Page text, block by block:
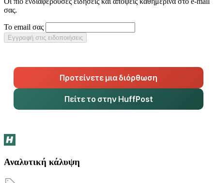
σας.
Το email σας
Εγγραφή στις ειδοποιήσεις
Προτείνετε μια διόρθωση
Πείτε το στην HuffPost
Αναλυτική κάλυψη